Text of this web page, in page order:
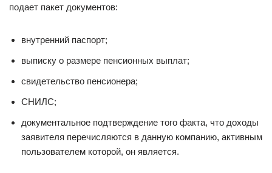
подает пакет документов:
внутренний паспорт;
выписку о размере пенсионных выплат;
свидетельство пенсионера;
СНИЛС;
документальное подтверждение того факта, что доходы
заявителя перечисляются в данную компанию, активным
пользователем которой, он является.